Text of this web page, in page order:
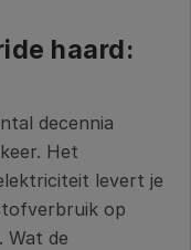
haard:
decennia
Het
levert je
op
Wat de